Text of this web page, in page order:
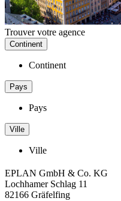
Trouver votre agence
Continent
Continent
Pays
Pays
Ville
Ville
EPLAN GmbH & Co. KG
Lochhamer Schlag 11
82166 Gräfelfing